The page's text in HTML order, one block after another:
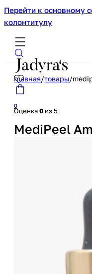
Перейти к основному
колонтитулу
0
главная/товары/
Оценка0 из 5
MediPeel